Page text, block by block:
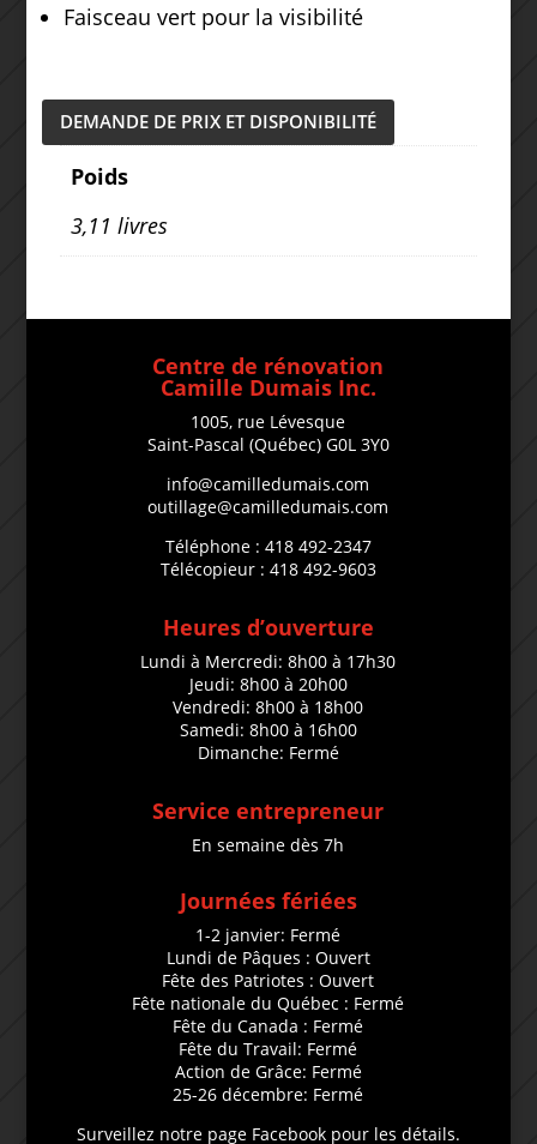
Faisceau vert pour la visibilité
DEMANDE DE PRIX ET DISPONIBILITÉ
Poids
3,11 livres
Centre de rénovation
Camille Dumais Inc.
1005, rue Lévesque
Saint-Pascal (Québec) G0L 3Y0
info@camilledumais.com
outillage@camilledumais.com
Téléphone : 418 492-2347
Télécopieur : 418 492-9603
Heures d’ouverture
Lundi à Mercredi: 8h00 à 17h30
Jeudi: 8h00 à 20h00
Vendredi: 8h00 à 18h00
Samedi: 8h00 à 16h00
Dimanche: Fermé
Service entrepreneur
En semaine dès 7h
Journées fériées
1-2 janvier: Fermé
Lundi de Pâques : Ouvert
Fête des Patriotes : Ouvert
Fête nationale du Québec : Fermé
Fête du Canada : Fermé
Fête du Travail: Fermé
Action de Grâce: Fermé
25-26 décembre: Fermé
Surveillez notre page Facebook pour les détails.